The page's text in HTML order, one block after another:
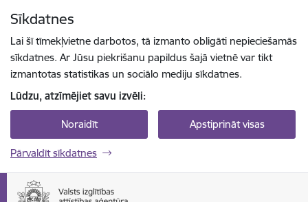
Sīkdatnes
Lai šī tīmekļvietne darbotos, tā izmanto obligāti nepieciešamās
sīkdatnes. Ar Jūsu piekrišanu papildus šajā vietnē var tikt
izmantotas statistikas un sociālo mediju sīkdatnes.
Lūdzu, atzīmējiet savu izvēli:
Noraidīt Apstiprināt visas
Pārvaldīt sīkdatnes